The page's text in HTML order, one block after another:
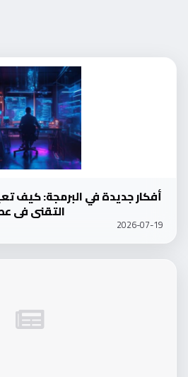
أفكار جديدة في البرمجة: كيف
التقني في
2026-07-19